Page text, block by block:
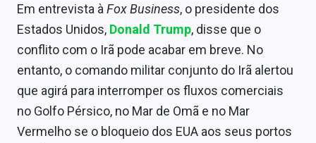
Em entrevista à Fox Business, o presidente dos
Estados Unidos, Donald Trump, disse que o
conflito com o Irã pode acabar em breve. No
entanto, o comando militar conjunto do Irã alertou
que agirá para interromper os fluxos comerciais
no Golfo Pérsico, no Mar de Omã e no Mar
Vermelho se o bloqueio dos EUA aos seus portos